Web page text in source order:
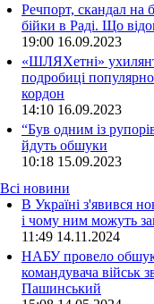
Речпорт, скандал на
бійки в Раді. Що
19:00 16.09.2023
«ШЛЯХетні»
подробиці
кордон
14:10 16.09.2023
“Був одним із
йдуть обшуки
10:18 15.09.2023
Всі новини
В Україні з'явився
і чому ним можуть
11:49 14.11.2024
НАБУ провело
командувача військ
Пашинський